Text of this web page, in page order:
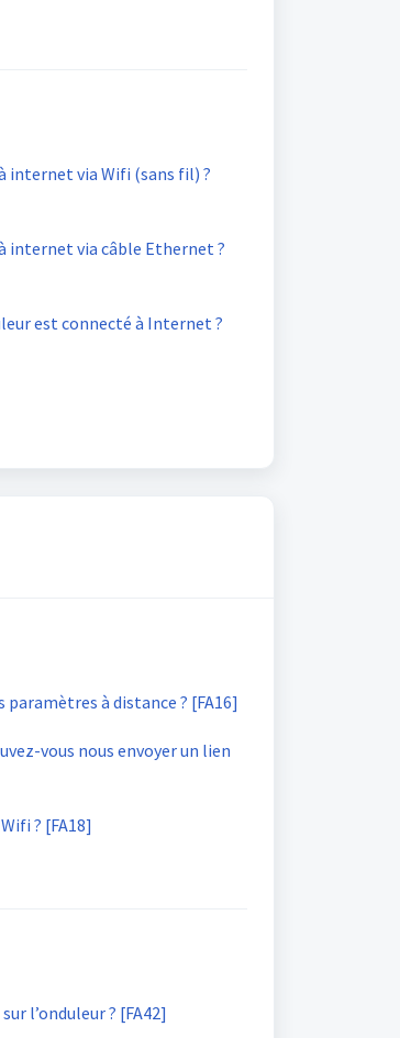
internet via Wifi (sans fil) ?
internet via câble Ethernet ?
est connecté à Internet ?
à distance ? [FA16]
vous nous envoyer un lien
? [FA18]
l’onduleur ? [FA42]